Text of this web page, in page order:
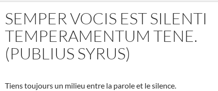
SEMPER VOCIS EST SILENTI
TEMPERAMENTUM TENE.
(PUBLIUS SYRUS)
Tiens toujours un milieu entre la parole et le silence.